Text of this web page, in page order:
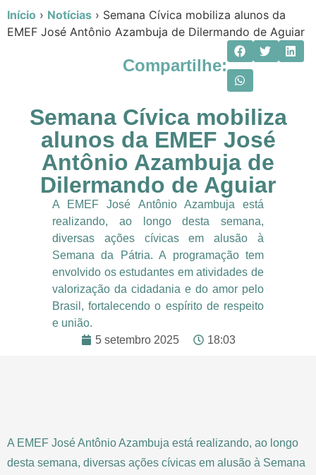
Início › Notícias › Semana Cívica mobiliza alunos da
EMEF José Antônio Azambuja de Dilermando de Aguiar
Compartilhe:
Semana Cívica mobiliza
alunos da EMEF José
Antônio Azambuja de
Dilermando de Aguiar
A EMEF José Antônio Azambuja está
realizando, ao longo desta semana,
diversas ações cívicas em alusão à
Semana da Pátria. A programação tem
envolvido os estudantes em atividades de
valorização da cidadania e do amor pelo
Brasil, fortalecendo o espírito de respeito
e união.
5 setembro 2025
18:03
A EMEF José Antônio Azambuja está realizando, ao longo
desta semana, diversas ações cívicas em alusão à Semana